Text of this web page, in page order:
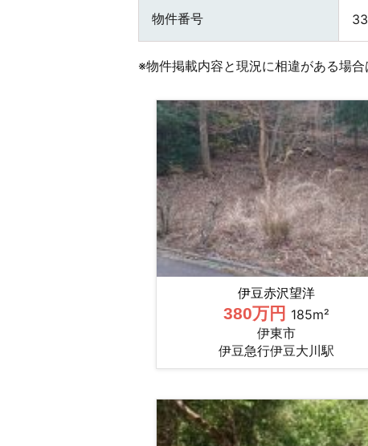
物件番号
※物件掲載内容と現況に相違がある場合
伊豆赤沢望洋
380万円 185m²
伊東市
伊豆急行伊豆大川駅